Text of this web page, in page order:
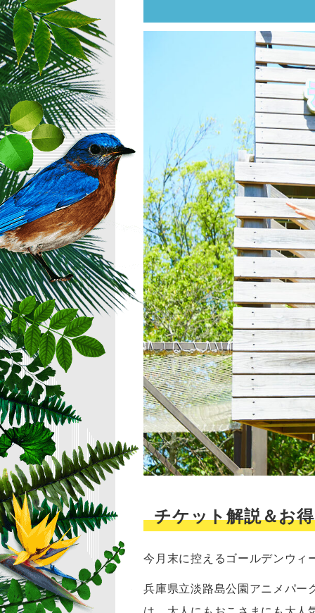
チケット解説＆お
今月末に控えるゴールデンウィ
兵庫県立淡路島公園アニメパー